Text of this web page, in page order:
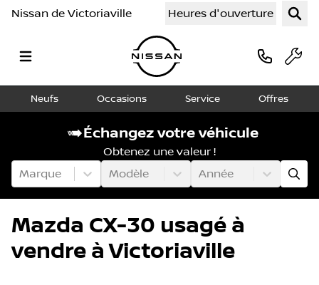
Nissan de Victoriaville Heures d'ouverture
Neufs Occasions Service Offres
Échangez votre véhicule
Obtenez une valeur !
Marque
Modèle Année
Mazda CX-30 usagé à
vendre à Victoriaville